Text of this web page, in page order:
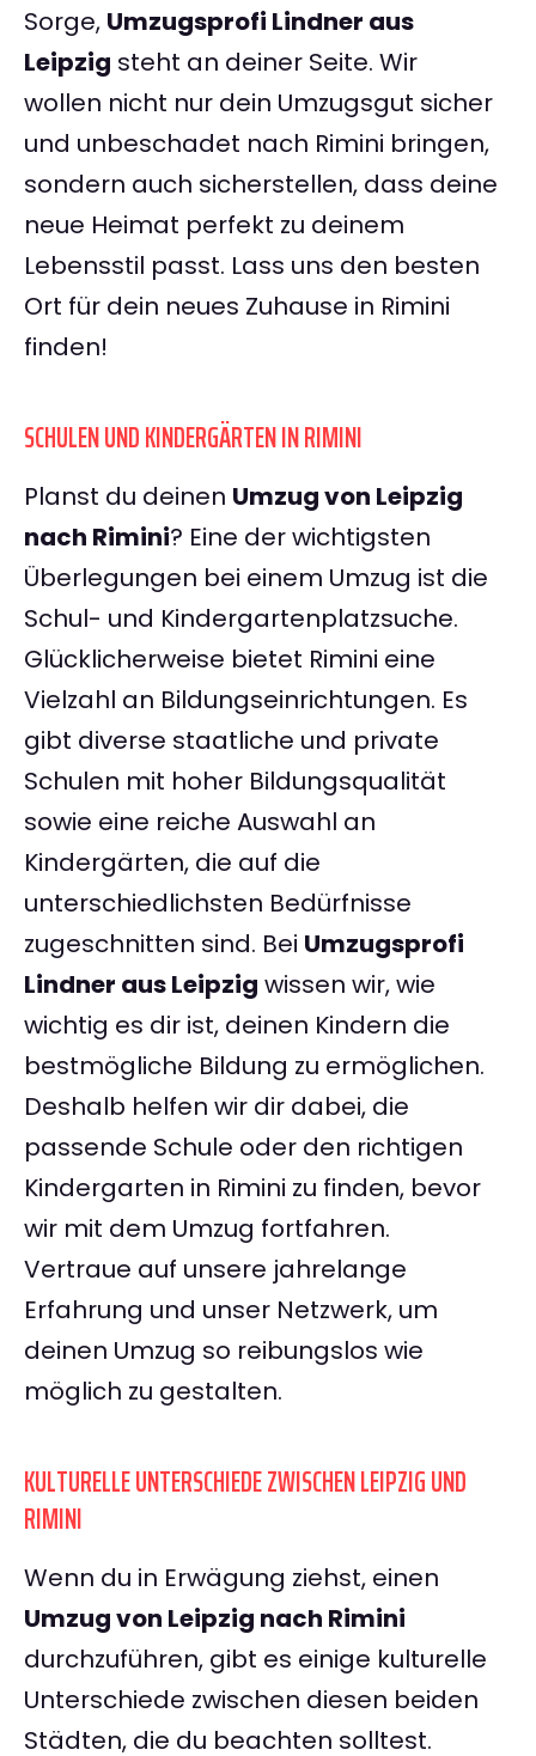
Sorge, Umzugsprofi Lindner aus
Leipzig steht an deiner Seite. Wir
wollen nicht nur dein Umzugsgut sicher
und unbeschadet nach Rimini bringen,
sondern auch sicherstellen, dass deine
neue Heimat perfekt zu deinem
Lebensstil passt. Lass uns den besten
Ort für dein neues Zuhause in Rimini
finden!
SCHULEN UND KINDERGÄRTEN IN RIMINI
Planst du deinen Umzug von Leipzig
nach Rimini? Eine der wichtigsten
Überlegungen bei einem Umzug ist die
Schul- und Kindergartenplatzsuche.
Glücklicherweise bietet Rimini eine
Vielzahl an Bildungseinrichtungen. Es
gibt diverse staatliche und private
Schulen mit hoher Bildungsqualität
sowie eine reiche Auswahl an
Kindergärten, die auf die
unterschiedlichsten Bedürfnisse
zugeschnitten sind. Bei Umzugsprofi
Lindner aus Leipzig wissen wir, wie
wichtig es dir ist, deinen Kindern die
bestmögliche Bildung zu ermöglichen.
Deshalb helfen wir dir dabei, die
passende Schule oder den richtigen
Kindergarten in Rimini zu finden, bevor
wir mit dem Umzug fortfahren.
Vertraue auf unsere jahrelange
Erfahrung und unser Netzwerk, um
deinen Umzug so reibungslos wie
möglich zu gestalten.
KULTURELLE UNTERSCHIEDE ZWISCHEN LEIPZIG UND
RIMINI
Wenn du in Erwägung ziehst, einen
Umzug von Leipzig nach Rimini
durchzuführen, gibt es einige kulturelle
Unterschiede zwischen diesen beiden
Städten, die du beachten solltest.